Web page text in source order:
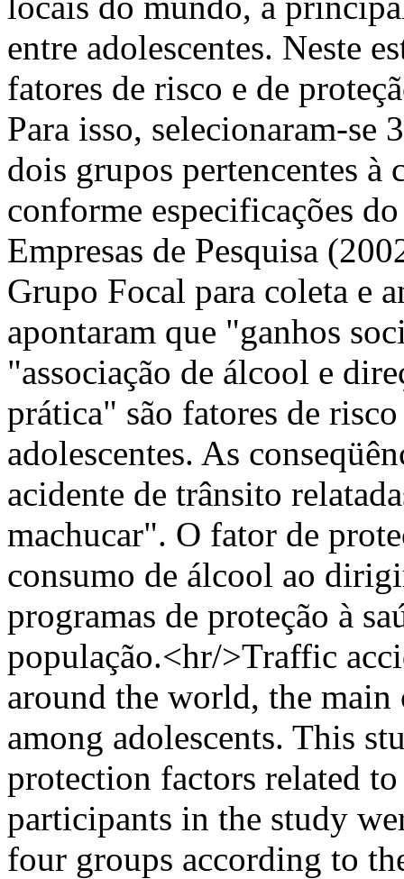
entre adolescentes. Neste
fatores de risco e de
Para isso, selecionaram-se
dois grupos pertencentes à
conforme especificações
Empresas de Pesquisa
Grupo Focal para coleta e
apontaram que "ganhos
"associação de álcool e
prática" são fatores de
adolescentes. As
acidente de trânsito
machucar". O fator de
consumo de álcool ao
programas de proteção à
população.<hr/>Traffic
around the world, the main
among adolescents. This
protection factors related
participants in the study
four groups according to